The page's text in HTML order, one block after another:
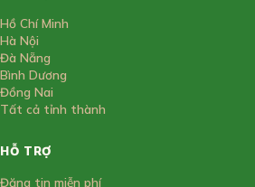
Hồ Chí Minh
Hà Nội
Đà Nẵng
Bình Dương
Đồng Nai
Tất cả tỉnh thành
HỖ TRỢ
Đăng tin miễn phí